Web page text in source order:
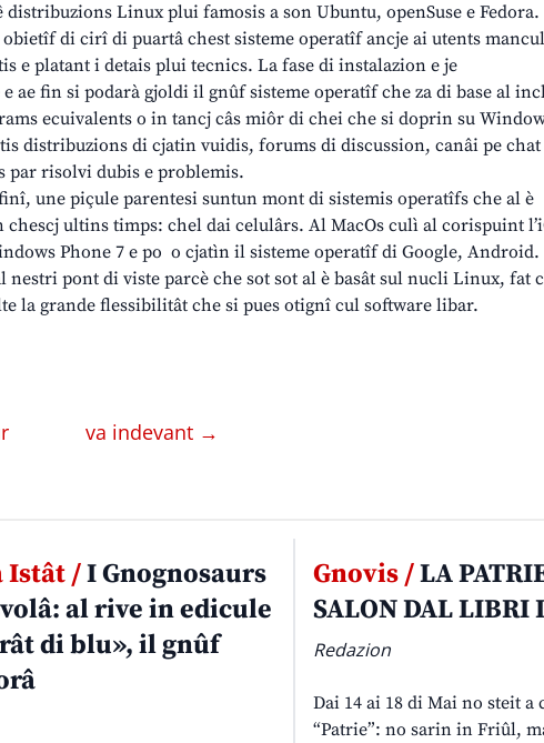
distribuzions Linux plui famosis a son Ubuntu, openSuse e Fedora.
obietîf di cirî di puartâ chest sisteme operatîf ancje ai utents mancul
e platant i detais plui tecnics. La fase di instalazion e je
ae fin si podarà gjoldi il gnûf sisteme operatîf che za di base al
ecuivalents o in tancj câs miôr di chei che si doprin su
distribuzions di cjatin vuidis, forums di discussion, canâi pe chat
par risolvi dubis e problemis.
une piçule parentesi suntun mont di sistemis operatîfs che al è
chescj ultins timps: chel dai celulârs. Al MacOs culì al corispuint
Phone 7 e po o cjatìn il sisteme operatîf di Google, Android.
nestri pont di viste parcè che sot sot al è basât sul nucli Linux, fat
la grande flessibilitât che si pues otignî cul software libar.
va indevant →
Istât /I Gnognosaurs
al rive in edicule
di blu», il gnûf
Gnovis /LA
SALON DAL LIBRI
Redazion
Dai 14 ai 18 di Mai no steit
“Patrie”: no sarin in Friûl,